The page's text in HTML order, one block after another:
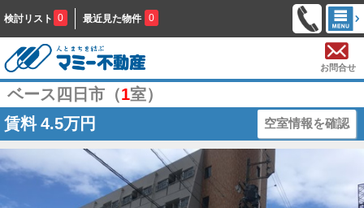
検討リスト 0 最近見た物件 0
お問合せ
ベース四日市（1室）
賃料 4.5万円 空室情報を確認